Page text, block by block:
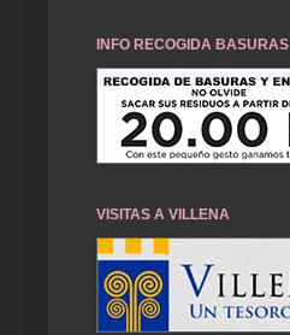
INFO RECOGIDA BASURAS
VISITAS A VILLENA